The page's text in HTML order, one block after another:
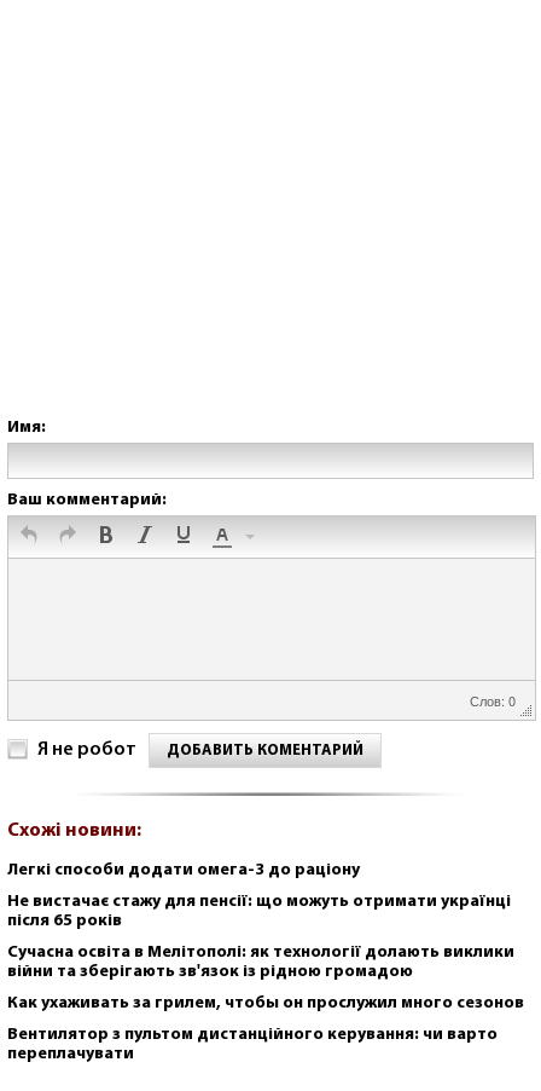
Имя:
Ваш комментарий:
Слов: 0
Я не робот ДОБАВИТЬ КОМЕНТАРИЙ
Схожі новини:
Легкі способи додати омега-3 до раціону
Не вистачає стажу для пенсії: що можуть отримати українці
після 65 років
Сучасна освіта в Мелітополі: як технології долають виклики
війни та зберігають зв'язок із рідною громадою
Как ухаживать за грилем, чтобы он прослужил много сезонов
Вентилятор з пультом дистанційного керування: чи варто
переплачувати